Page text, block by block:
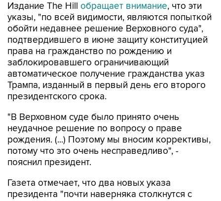
Издание The Hill обращает внимание, что эти
указы, "по всей видимости, являются попыткой
обойти недавнее решение Верховного суда",
подтвердившего в июне защиту конституцией
права на гражданство по рождению и
заблокировавшего ограничивающий
автоматическое получение гражданства указ
Трампа, изданный в первый день его второго
президентского срока.
"В Верховном суде было принято очень
неудачное решение по вопросу о праве
рождения. (...) Поэтому мы вносим коррективы,
потому что это очень несправедливо", -
пояснил президент.
Газета отмечает, что два новых указа
президента "почти наверняка столкнутся с